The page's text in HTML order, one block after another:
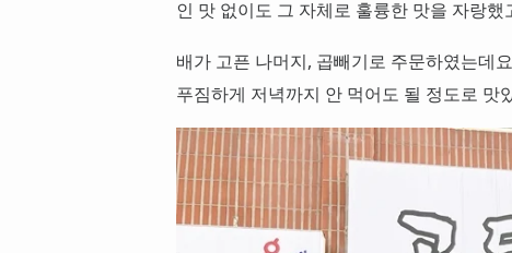
인 맛 없이도 그 자체로 훌륭한 맛을 자랑
배가 고픈 나머지, 곱빼기로 주문하였는데
푸짐하게 저녁까지 안 먹어도 될 정도로 맛